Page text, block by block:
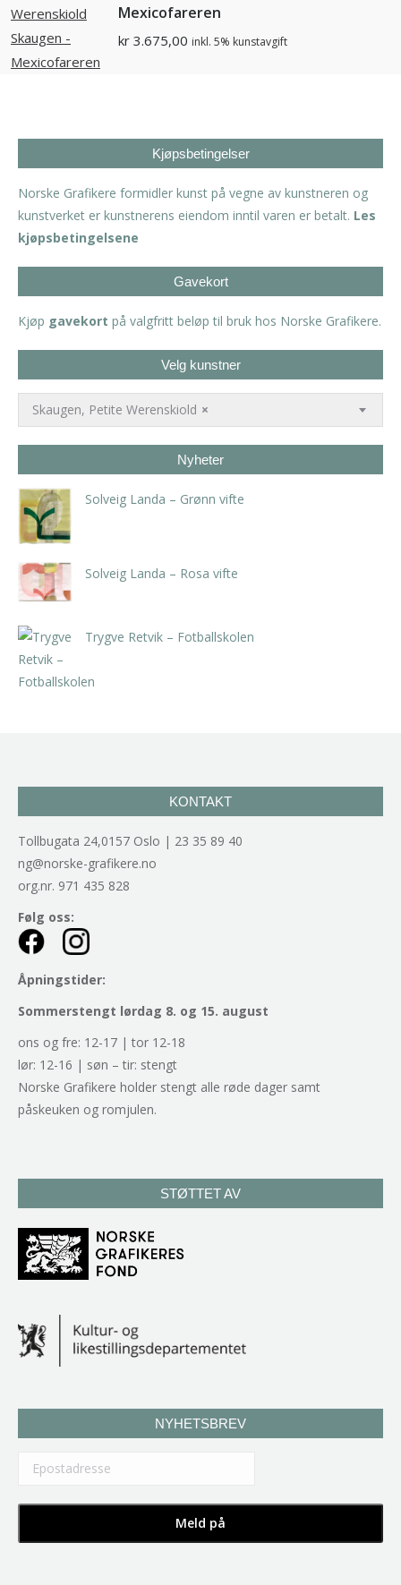
Mexicofareren
kr 3.675,00 inkl. 5% kunstavgift
Kjøpsbetingelser
Norske Grafikere formidler kunst på vegne av kunstneren og
kunstverket er kunstnerens eiendom inntil varen er betalt. Les
kjøpsbetingelsene
Gavekort
Kjøp gavekort på valgfritt beløp til bruk hos Norske Grafikere.
Velg kunstner
×
Skaugen, Petite Werenskiold
Nyheter
Solveig Landa – Grønn vifte
Solveig Landa – Rosa vifte
Trygve Retvik – Fotballskolen
KONTAKT
Tollbugata 24,0157 Oslo | 23 35 89 40
ng@norske-grafikere.no
org.nr. 971 435 828
Følg oss:
Åpningstider:
Sommerstengt lørdag 8. og 15. august
ons og fre: 12-17 | tor 12-18
lør: 12-16 | søn – tir: stengt
Norske Grafikere holder stengt alle røde dager samt
påskeuken og romjulen.
STØTTET AV
NYHETSBREV